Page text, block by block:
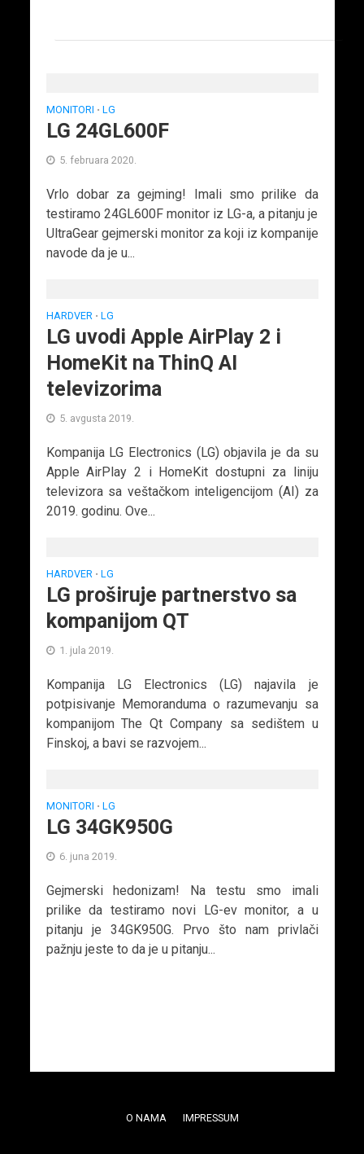
MONITORI • LG
LG 24GL600F
5. februara 2020.
Vrlo dobar za gejming! Imali smo prilike da
testiramo 24GL600F monitor iz LG-a, a pitanju je
UltraGear gejmerski monitor za koji iz kompanije
navode da je u...
HARDVER • LG
LG uvodi Apple AirPlay 2 i
HomeKit na ThinQ AI
televizorima
5. avgusta 2019.
Kompanija LG Electronics (LG) objavila je da su
Apple AirPlay 2 i HomeKit dostupni za liniju
televizora sa veštačkom inteligencijom (AI) za
2019. godinu. Ove...
HARDVER • LG
LG proširuje partnerstvo sa
kompanijom QT
1. jula 2019.
Kompanija LG Electronics (LG) najavila je
potpisivanje Memoranduma o razumevanju sa
kompanijom The Qt Company sa sedištem u
Finskoj, a bavi se razvojem...
MONITORI • LG
LG 34GK950G
6. juna 2019.
Gejmerski hedonizam! Na testu smo imali
prilike da testiramo novi LG-ev monitor, a u
pitanju je 34GK950G. Prvo što nam privlači
pažnju jeste to da je u pitanju...
O NAMA IMPRESSUM